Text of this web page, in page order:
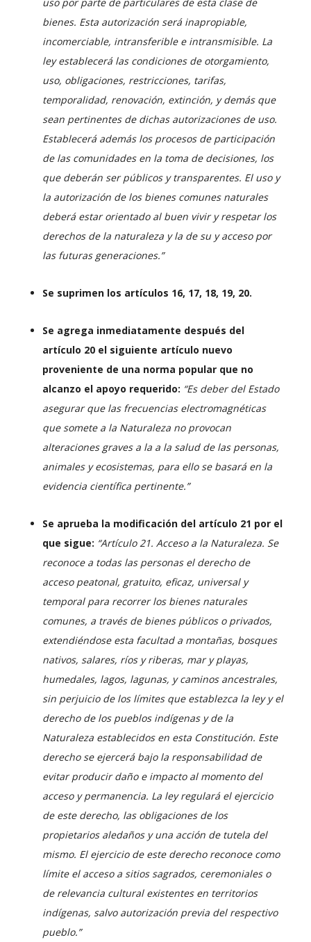
bienes. Esta autorización será inapropiable,
incomerciable, intransferible e intransmisible. La
ley establecerá las condiciones de otorgamiento,
uso, obligaciones, restricciones, tarifas,
temporalidad, renovación, extinción, y demás que
sean pertinentes de dichas autorizaciones de uso.
Establecerá además los procesos de participación
de las comunidades en la toma de decisiones, los
que deberán ser públicos y transparentes. El uso y
la autorización de los bienes comunes naturales
deberá estar orientado al buen vivir y respetar los
derechos de la naturaleza y la de su y acceso por
las futuras generaciones.”
Se suprimen los artículos 16, 17, 18, 19, 20.
Se agrega inmediatamente después del
artículo 20 el siguiente artículo nuevo
proveniente de una norma popular que no
alcanzo el apoyo requerido: “Es deber del Estado
asegurar que las frecuencias electromagnéticas
que somete a la Naturaleza no provocan
alteraciones graves a la a la salud de las personas,
animales y ecosistemas, para ello se basará en la
evidencia científica pertinente.”
Se aprueba la modificación del artículo 21 por el
que sigue: “Artículo 21. Acceso a la Naturaleza. Se
reconoce a todas las personas el derecho de
acceso peatonal, gratuito, eficaz, universal y
temporal para recorrer los bienes naturales
comunes, a través de bienes públicos o privados,
extendiéndose esta facultad a montañas, bosques
nativos, salares, ríos y riberas, mar y playas,
humedales, lagos, lagunas, y caminos ancestrales,
sin perjuicio de los límites que establezca la ley y el
derecho de los pueblos indígenas y de la
Naturaleza establecidos en esta Constitución. Este
derecho se ejercerá bajo la responsabilidad de
evitar producir daño e impacto al momento del
acceso y permanencia. La ley regulará el ejercicio
de este derecho, las obligaciones de los
propietarios aledaños y una acción de tutela del
mismo. El ejercicio de este derecho reconoce como
límite el acceso a sitios sagrados, ceremoniales o
de relevancia cultural existentes en territorios
indígenas, salvo autorización previa del respectivo
pueblo.”